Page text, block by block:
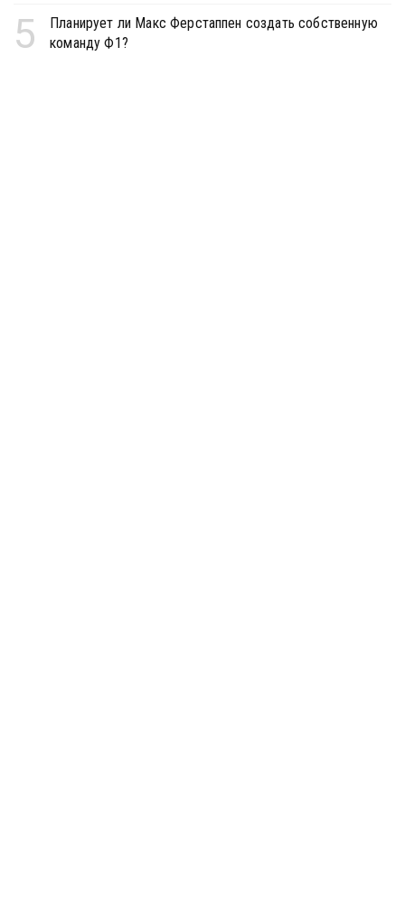
5
Планирует ли Макс Ферстаппен создать собственную
команду Ф1?